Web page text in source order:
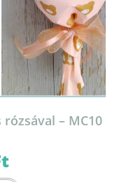
– MC10